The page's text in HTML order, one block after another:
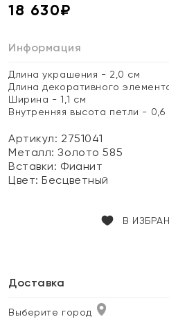
18 630₽
Информация
Длина украшения - 2,0 см
Длина декоративного
Ширина - 1,1 см
Внутренняя высота петли - 0,6
Артикул: 2751041
Металл:Золото 585
Вставки: Фианит
Цвет:Бесцветный
В
Доставка
Выберите город